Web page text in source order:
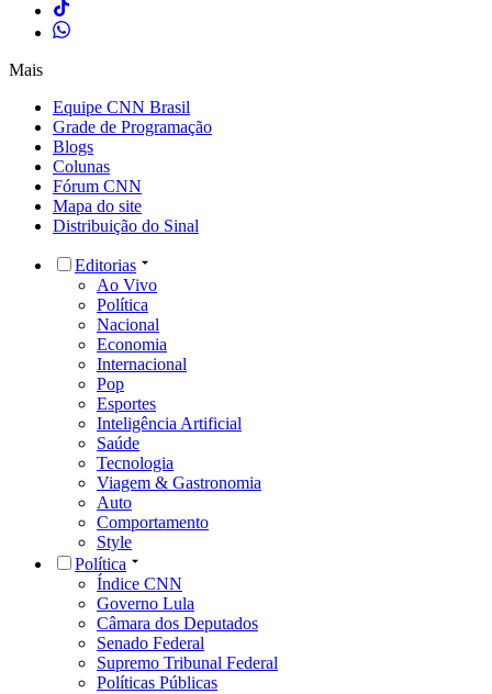
Mais
Equipe CNN Brasil
Grade de Programação
Blogs
Colunas
Fórum CNN
Mapa do site
Distribuição do Sinal
Editorias
Ao Vivo
Política
Nacional
Economia
Internacional
Pop
Esportes
Inteligência Artificial
Saúde
Tecnologia
Viagem & Gastronomia
Auto
Comportamento
Style
Política
Índice CNN
Governo Lula
Câmara dos Deputados
Senado Federal
Supremo Tribunal Federal
Políticas Públicas